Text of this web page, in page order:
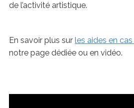
de l’activité artistique.
En savoir plus sur les aides en
notre page dédiée ou en vidéo.